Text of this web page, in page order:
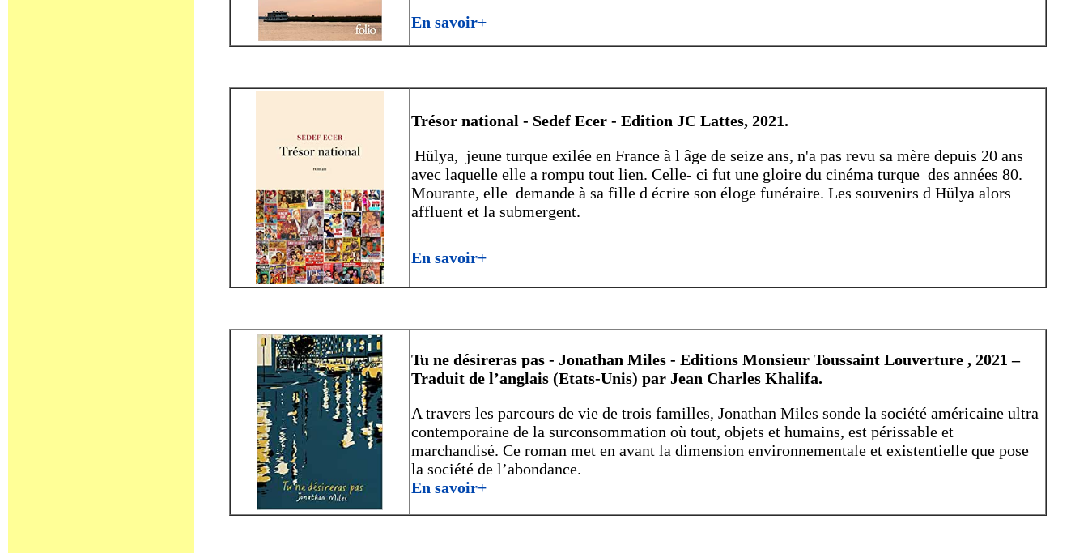
En savoir+
Trésor national - Sedef Ecer - Edition JC Lattes, 2021.
Hülya, jeune turque exilée en France à l âge de seize ans, n'a pas revu sa mère depuis 20 ans
avec laquelle elle a rompu tout lien. Celle- ci fut une gloire du cinéma turque des années 80.
Mourante, elle demande à sa fille d écrire son éloge funéraire. Les souvenirs d Hülya alors
affluent et la submergent.
En savoir+
Tu ne désireras pas - Jonathan Miles - Editions Monsieur Toussaint Louverture , 2021 –
Traduit de l’anglais (Etats-Unis) par Jean Charles Khalifa.
A travers les parcours de vie de trois familles, Jonathan Miles sonde la société américaine ultra
contemporaine de la surconsommation où tout, objets et humains, est périssable et
marchandisé. Ce roman met en avant la dimension environnementale et existentielle que pose
la société de l’abondance.
En savoir+